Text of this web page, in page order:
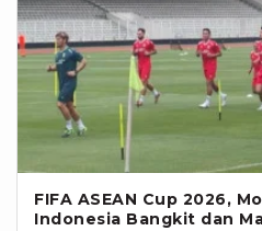
FIFA ASEAN Cup 2026,
Indonesia Bangkit dan